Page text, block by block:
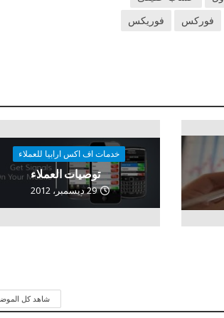
فوركس
فوريكس
خدمات اف اكس ارابيا للعملاء
توصيات العملاء
29 ديسمبر، 2012
شاهد كل